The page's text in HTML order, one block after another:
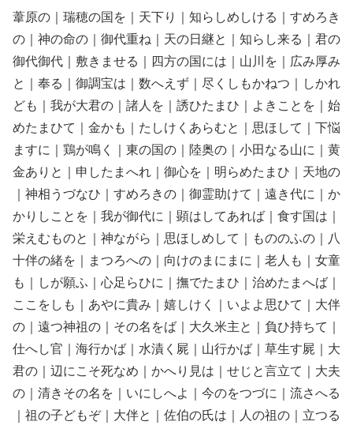
葦原の｜瑞穂の国を｜天下り｜知らしめしける｜すめろき
の｜神の命の｜御代重ね｜天の日継と｜知らし来る｜君の
御代御代｜敷きませる｜四方の国には｜山川を｜広み厚み
と｜奉る｜御調宝は｜数へえず｜尽くしもかねつ｜しかれ
ども｜我が大君の｜諸人を｜誘ひたまひ｜よきことを｜始
めたまひて｜金かも｜たしけくあらむと｜思ほして｜下悩
ますに｜鶏が鳴く｜東の国の｜陸奥の｜小田なる山に｜黄
金ありと｜申したまへれ｜御心を｜明らめたまひ｜天地の
｜神相うづなひ｜すめろきの｜御霊助けて｜遠き代に｜か
かりしことを｜我が御代に｜顕はしてあれば｜食す国は｜
栄えむものと｜神ながら｜思ほしめして｜もののふの｜八
十伴の緒を｜まつろへの｜向けのまにまに｜老人も｜女童
も｜しが願ふ｜心足らひに｜撫でたまひ｜治めたまへば｜
ここをしも｜あやに貴み｜嬉しけく｜いよよ思ひて｜大伴
の｜遠つ神祖の｜その名をば｜大久米主と｜負ひ持ちて｜
仕へし官｜海行かば｜水漬く屍｜山行かば｜草生す屍｜大
君の｜辺にこそ死なめ｜かへり見は｜せじと言立て｜大夫
の｜清きその名を｜いにしへよ｜今のをつづに｜流さへる
｜祖の子どもぞ｜大伴と｜佐伯の氏は｜人の祖の｜立つる